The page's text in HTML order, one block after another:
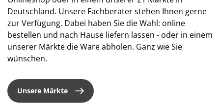
Deutschland. Unsere Fachberater stehen Ihnen gerne
zur Verfügung. Dabei haben Sie die Wahl: online
bestellen und nach Hause liefern lassen - oder in einem
unserer Märkte die Ware abholen. Ganz wie Sie
wünschen.
Unsere Märkte